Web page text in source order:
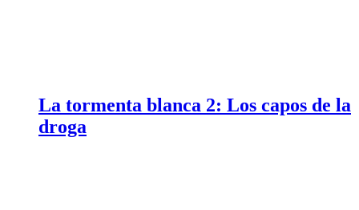
La tormenta blanca 2: Los capos de la
droga